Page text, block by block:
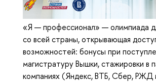
«Я — профессионал» — олимпиада
со всей страны, открывающая
возможностей: бонусы при
магистратуру Вышки, стажировки в
компаниях (Яндекс, ВТБ, Сбер, РЖД